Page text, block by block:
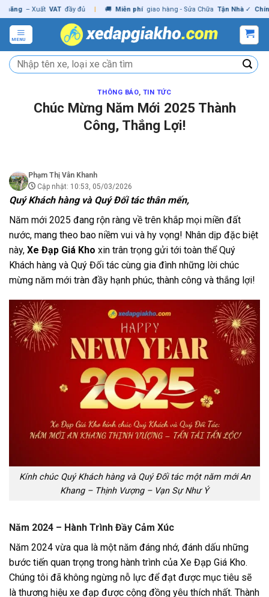
Skip
to
content
– Xuất VAT đầy đủ | 🚚 Miễn phí giao hàng - Sửa Chữa Tận Nhà ✓ Chính
MENU
Tìm
kiếm:
THÔNG BÁO, TIN TỨC
Chúc Mừng Năm Mới 2025 Thành
Công, Thắng Lợi!
Phạm Thị Vân Khanh
Cập nhật: 10:53, 05/03/2026
Quý Khách hàng và Quý Đối tác thân mến,
Năm mới 2025 đang rộn ràng về trên khắp mọi miền đất
nước, mang theo bao niềm vui và hy vọng! Nhân dịp đặc biệt
này, Xe Đạp Giá Kho xin trân trọng gửi tới toàn thể Quý
Khách hàng và Quý Đối tác cùng gia đình những lời chúc
mừng năm mới tràn đầy hạnh phúc, thành công và thắng lợi!
Kính chúc Quý Khách hàng và Quý Đối tác một năm mới An
Khang – Thịnh Vượng – Vạn Sự Như Ý
Năm 2024 – Hành Trình Đầy Cảm Xúc
Năm 2024 vừa qua là một năm đáng nhớ, đánh dấu những
bước tiến quan trọng trong hành trình của Xe Đạp Giá Kho.
Chúng tôi đã không ngừng nỗ lực để đạt được mục tiêu sẽ
là thương hiệu xe đạp được cộng đồng yêu thích nhất. Thành